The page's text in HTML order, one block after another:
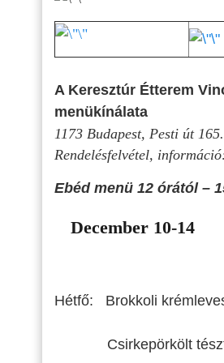
AKeresztúr Étterem
menükínálata
1173 Budapest, Pesti út 165.
Rendelésfelvétel,
Ebéd menü 12 órától –
December 10-14
Hétfő: Brokkoli
Csirkepörkölt